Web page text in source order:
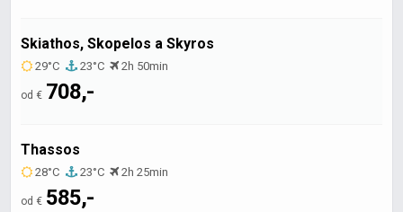
Skiathos, Skopelos a Skyros
29°C 23°C 2h 50min
od € 708,-
Thassos
28°C 23°C 2h 25min
od € 585,-